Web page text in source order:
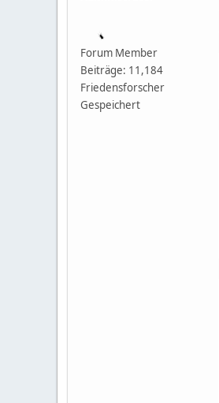
Forum Member
Beiträge: 11,184
Friedensforscher
Gespeichert